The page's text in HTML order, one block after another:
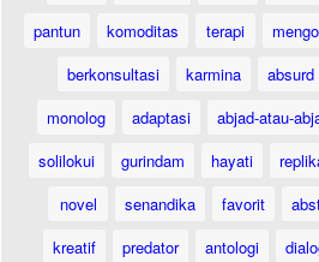
pantun
komoditas terapi
berkonsultasi
karmina absurd
monolog
adaptasi abjad-atau-
solilokui
gurindam hayati
novel
senandika favorit
kreatif
predator antologi